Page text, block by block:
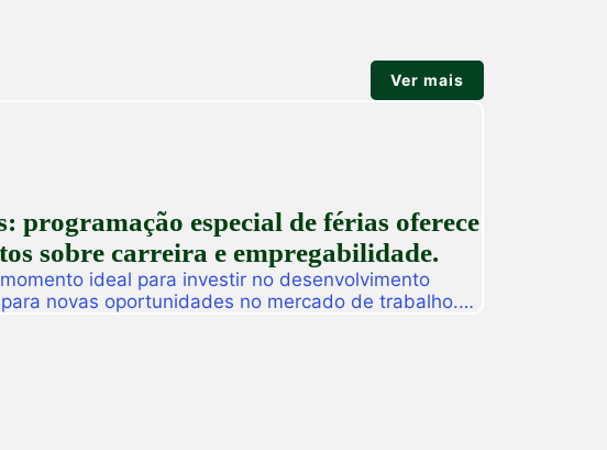
Ver mais
especial de férias oferece
sobre carreira e empregabilidade.
ideal para investir no desenvolvimento
novas oportunidades no mercado de trabalho.